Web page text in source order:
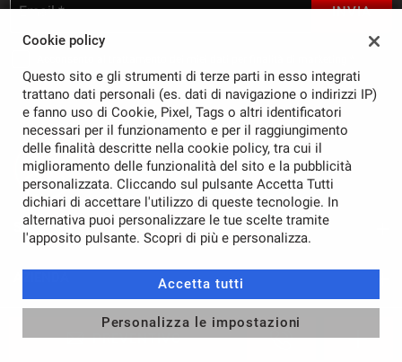
PREVENTIVO
Email * INVIA
SEDI
Azienda
Cookie policy
Questo sito e gli strumenti di terze parti in esso integrati
trattano dati personali (es. dati di navigazione o indirizzi IP)
e fanno uso di Cookie, Pixel, Tags o altri identificatori
necessari per il funzionamento e per il raggiungimento
delle finalità descritte nella cookie policy, tra cui il
miglioramento delle funzionalità del sito e la pubblicità
personalizzata. Cliccando sul pulsante Accetta Tutti
dichiari di accettare l'utilizzo di queste tecnologie. In
alternativa puoi personalizzare le tue scelte tramite
l'apposito pulsante. Scopri di più e personalizza.
Accetta tutti
Personalizza le impostazioni